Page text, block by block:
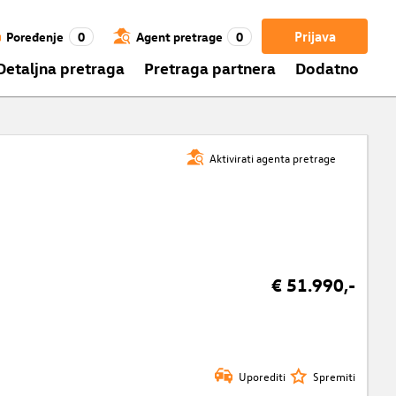
Prijava
Poređenje 0 Agent pretrage 0
pretraga Pretraga partnera Dodatno
Aktivirati agenta pretrage
€ 51.990,-
Uporediti Spremiti